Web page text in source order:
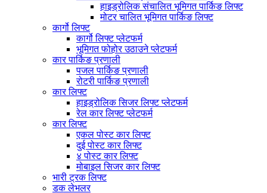
हाइड्रोलिक संचालित भूमिगत पार्किङ लिफ्ट
मोटर चालित भूमिगत पार्किङ लिफ्ट
कार्गो लिफ्ट
कार्गो लिफ्ट प्लेटफर्म
भूमिगत फोहोर उठाउने प्लेटफर्म
कार पार्किङ प्रणाली
पजल पार्किङ प्रणाली
रोटरी पार्किङ प्रणाली
कार लिफ्ट
हाइड्रोलिक सिजर लिफ्ट प्लेटफर्म
रेल कार लिफ्ट प्लेटफर्म
कार लिफ्ट
एकल पोस्ट कार लिफ्ट
दुई पोस्ट कार लिफ्ट
४ पोस्ट कार लिफ्ट
मोबाइल सिजर कार लिफ्ट
भारी ट्रक लिफ्ट
डक लेभलर